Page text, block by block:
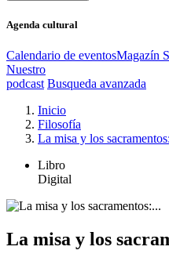
Agenda cultural
Calendario de eventosMagazín
Nuestro
podcast Busqueda avanzada
Inicio
Filosofía
La misa y los
Libro
Digital
La misa y los